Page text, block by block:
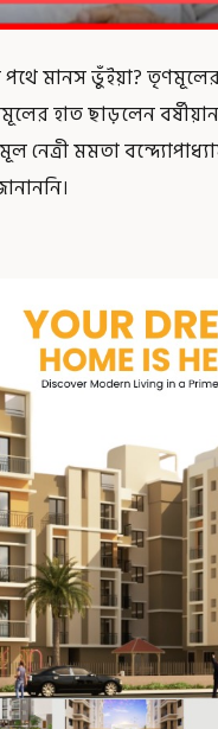
মানস ভুঁইয়া?
হাত ছাড়লেন
নেত্রী মমতা